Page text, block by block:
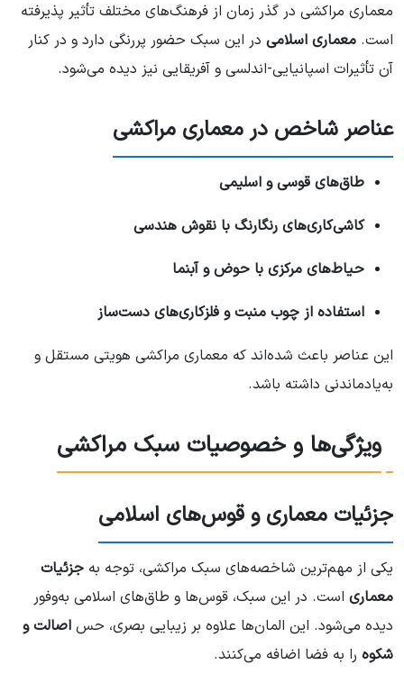
معماری مراکشی در گذر زمان از فرهنگ‌های مختلف تأثیر پذیرفته
است. معماری اسلامی در این سبک حضور پررنگی دارد و در کنار
آن تأثیرات اسپانیایی-اندلسی و آفریقایی نیز دیده می‌شود.
عناصر شاخص در معماری مراکشی
طاق‌های قوسی و اسلیمی
کاشی‌کاری‌های رنگارنگ با نقوش هندسی
حیاط‌های مرکزی با حوض و آبنما
استفاده از چوب منبت و فلزکاری‌های دست‌ساز
این عناصر باعث شده‌اند که معماری مراکشی هویتی مستقل و
به‌یادماندنی داشته باشد.
ویژگی‌ها و خصوصیات سبک مراکشی
جزئیات معماری و قوس‌های اسلامی
یکی از مهم‌ترین شاخصه‌های سبک مراکشی، توجه به جزئیات
معماری است. در این سبک، قوس‌ها و طاق‌های اسلامی به‌وفور
دیده می‌شود. این المان‌ها علاوه بر زیبایی بصری، حس اصالت و
شکوه را به فضا اضافه می‌کنند.